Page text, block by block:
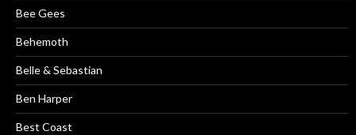
Bee Gees
Behemoth
Belle & Sebastian
Ben Harper
Best Coast